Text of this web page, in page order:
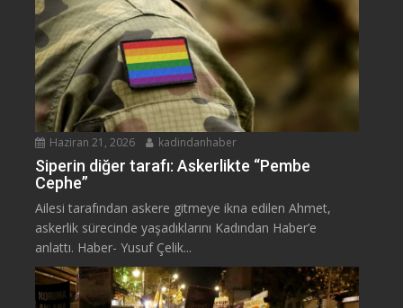
Haziran 21, 2026 kadindanhaber
Siperin diğer tarafı: Askerlikte “Pembe
Cephe”
Ailesi tarafından askere gitmeye ikna edilen Ahmet,
askerlik sürecinde yaşadıklarını Kadından Haber’e
anlattı. Haber- Yusuf Çelik...